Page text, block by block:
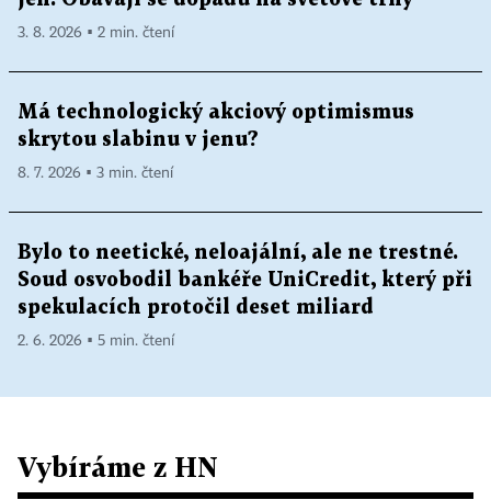
3. 8. 2026 ▪ 2 min. čtení
Má technologický akciový optimismus
skrytou slabinu v jenu?
8. 7. 2026 ▪ 3 min. čtení
Bylo to neetické, neloajální, ale ne trestné.
Soud osvobodil bankéře UniCredit, který při
spekulacích protočil deset miliard
2. 6. 2026 ▪ 5 min. čtení
Vybíráme z HN